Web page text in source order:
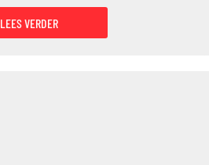
LEES VERDER